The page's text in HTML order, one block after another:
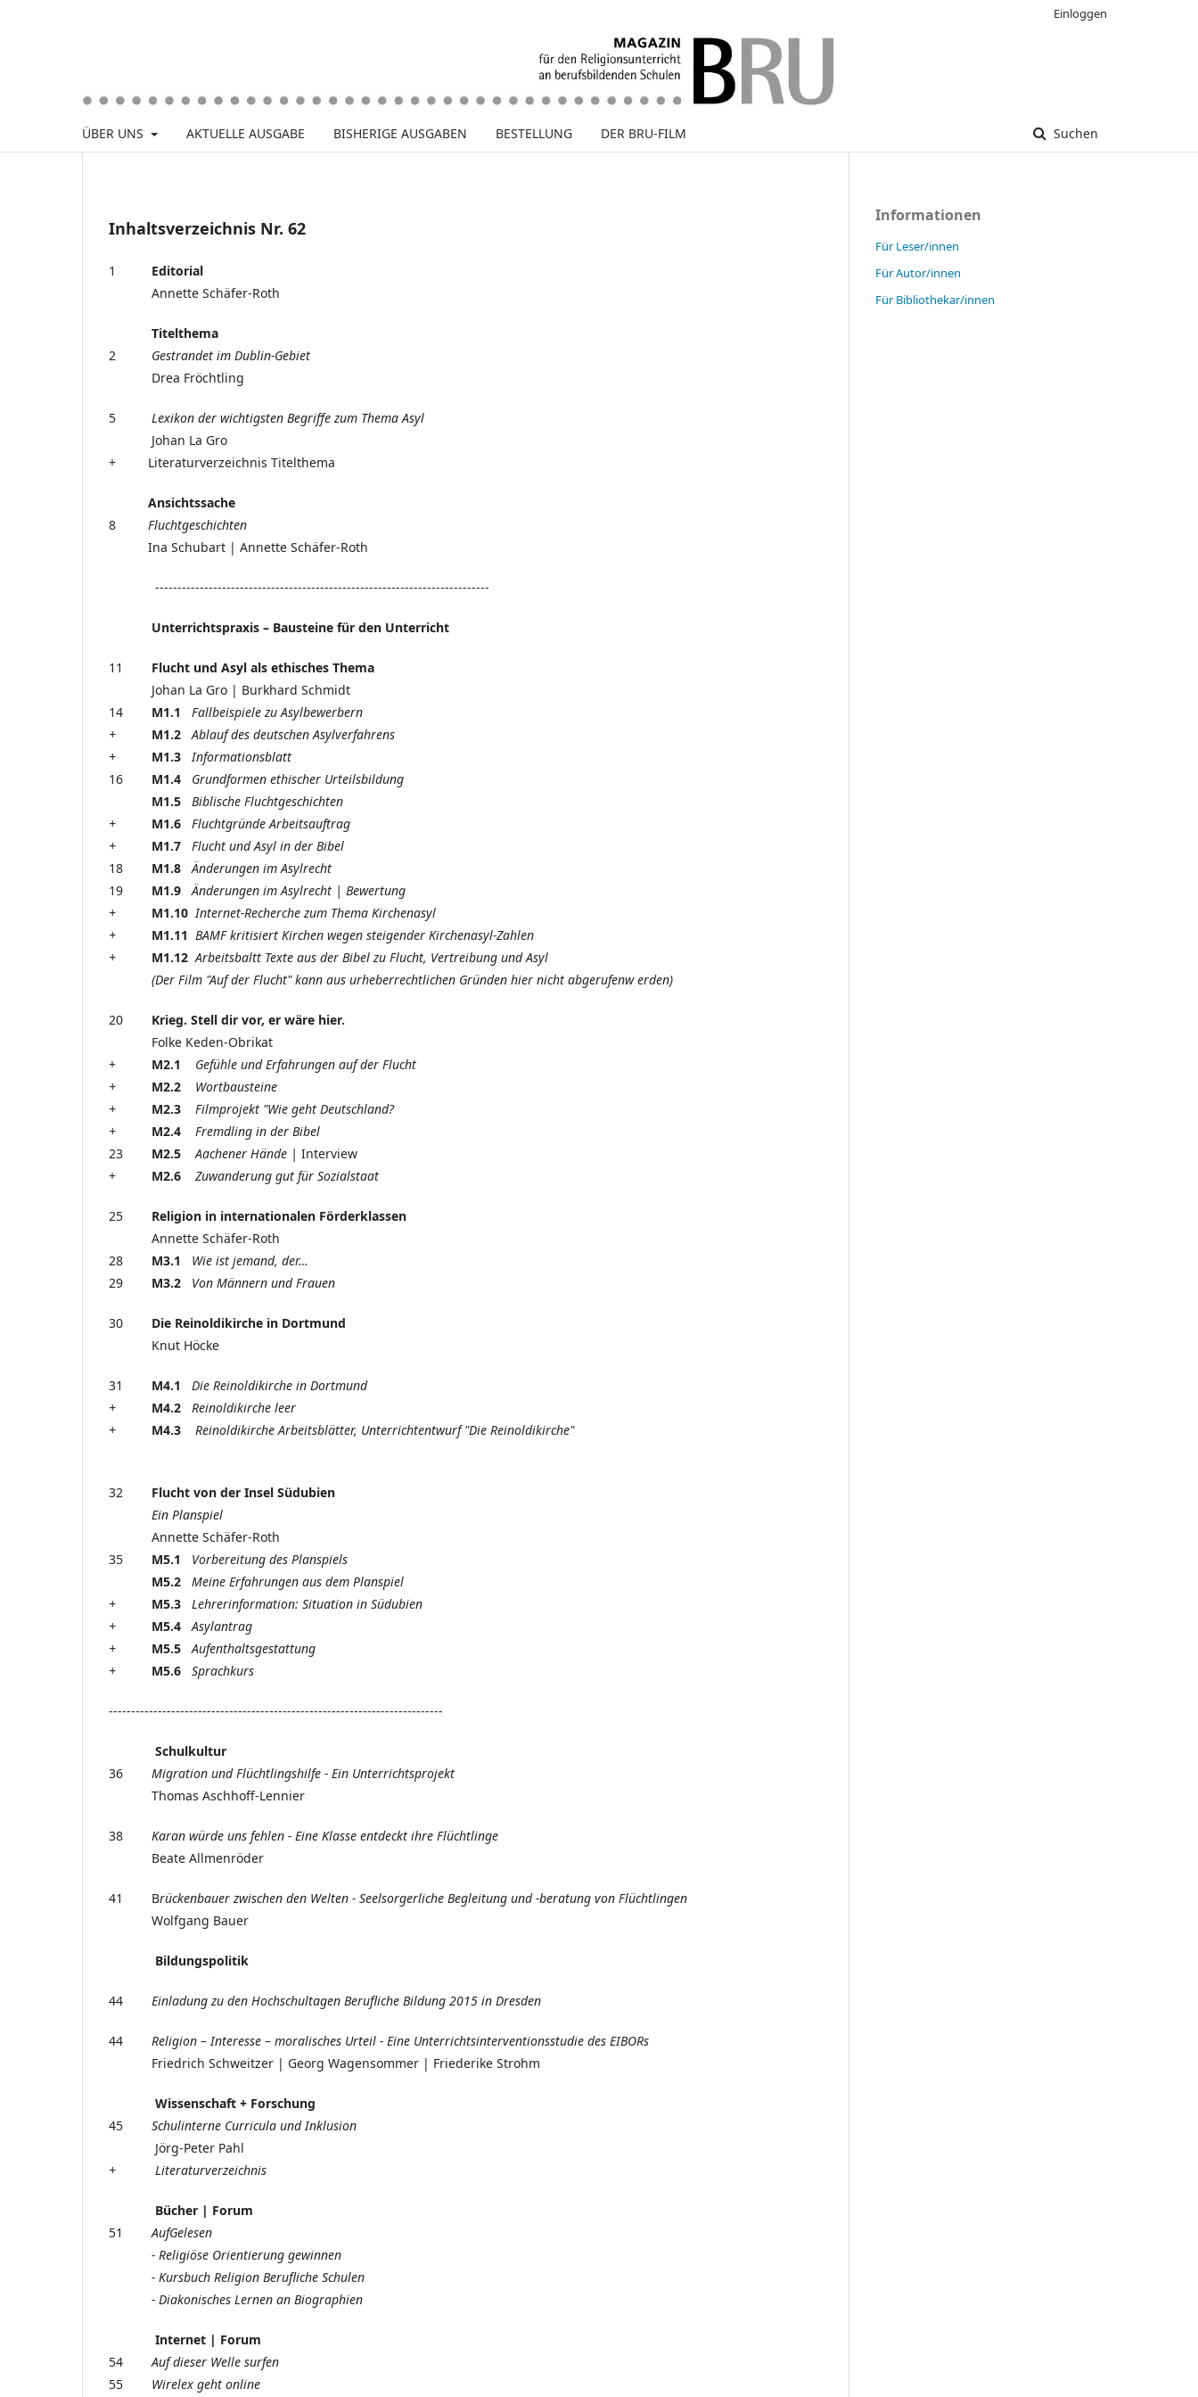
ÜBER UNS AKTUELLE AUSGABE BISHERIGE AUSGABEN BESTELLUNG DER BRU-FILM Suchen
Einloggen
Inhaltsverzeichnis Nr. 62
1 Editorial
Annette Schäfer-Roth
Titelthema
2 Gestrandet im Dublin-Gebiet
Drea Fröchtling
5 Lexikon der wichtigsten Begriffe zum Thema Asyl
Johan La Gro
+ Literaturverzeichnis Titelthema
Ansichtssache
8 Fluchtgeschichten
Ina Schubart | Annette Schäfer-Roth
---------------------------------------------------------------------------
Unterrichtspraxis – Bausteine für den Unterricht
11 Flucht und Asyl als ethisches Thema
Johan La Gro | Burkhard Schmidt
14 M1.1
Fallbeispiele zu Asylbewerbern
+
M1.2 Ablauf des deutschen Asylverfahrens
+
M1.3Informationsblatt
16 M1.4
Grundformen ethischer Urteilsbildung
M1.5
Biblische Fluchtgeschichten
+ M1.6
Fluchtgründe Arbeitsauftrag
+ M1.7
Flucht und Asyl in der Bibel
18 M1.8
Änderungen im Asylrecht
19 M1.9
Änderungen im Asylrecht | Bewertung
+
M1.10Internet-Recherche zum Thema Kirchenasyl
+
M1.11 BAMF kritisiert Kirchen wegen steigender Kirchenasyl-Zahlen
+
M1.12 Arbeitsbaltt Texte aus der Bibel zu Flucht, Vertreibung und Asyl
(Der Film "Auf der Flucht" kann aus urheberrechtlichen Gründen hier nicht abgerufenw erden)
20 Krieg. Stell dir vor, er wäre hier.
Folke Keden-Obrikat
+ M2.1 Gefühle und Erfahrungen auf der Flucht
+
M2.2 Wortbausteine
+
M2.3 Filmprojekt "Wie geht Deutschland?
+ M2.4 Fremdling in der Bibel
23 M2.5 Aachener Hände | Interview
+
M2.6 Zuwanderung gut für Sozialstaat
25 Religion in internationalen Förderklassen
Annette Schäfer-Roth
28 M3.1
Wie ist jemand, der…
29 M3.2 Von Männern und Frauen
30 Die Reinoldikirche in Dortmund
Knut Höcke
31 M4.1
Die Reinoldikirche in Dortmund
+
M4.2 Reinoldikirche leer
+ M4.3 Reinoldikirche Arbeitsblätter, Unterrichtentwurf "Die Reinoldikirche"
32 Flucht von der Insel Südubien
Ein Planspiel
Annette Schäfer-Roth
35 M5.1
Vorbereitung des Planspiels
M5.2
Meine Erfahrungen aus dem Planspiel
+ M5.3
Lehrerinformation: Situation in Südubien
+
M5.4 Asylantrag
+
M5.5
Aufenthaltsgestattung
+ M5.6 Sprachkurs
---------------------------------------------------------------------------
Schulkultur
36 Migration und Flüchtlingshilfe - Ein Unterrichtsprojekt
Thomas Aschhoff-Lennier
38 Karan würde uns fehlen - Eine Klasse entdeckt ihre Flüchtlinge
Beate Allmenröder
41 Brückenbauer zwischen den Welten - Seelsorgerliche Begleitung und -beratung von Flüchtlingen
Wolfgang Bauer
Bildungspolitik
44 Einladung zu den Hochschultagen Berufliche Bildung 2015 in Dresden
44 Religion – Interesse – moralisches Urteil - Eine Unterrichtsinterventionsstudie des EIBORs
Friedrich Schweitzer | Georg Wagensommer | Friederike Strohm
Wissenschaft + Forschung
45 Schulinterne Curricula und Inklusion
Jörg-Peter Pahl
+ Literaturverzeichnis
Bücher | Forum
51AufGelesen
- Religiöse Orientierung gewinnen
- Kursbuch Religion Berufliche Schulen
- Diakonisches Lernen an Biographien
Internet | Forum
54Auf dieser Welle surfen
55 Wirelex geht online
Informationen
Für Leser/innen
Für Autor/innen
Für Bibliothekar/innen